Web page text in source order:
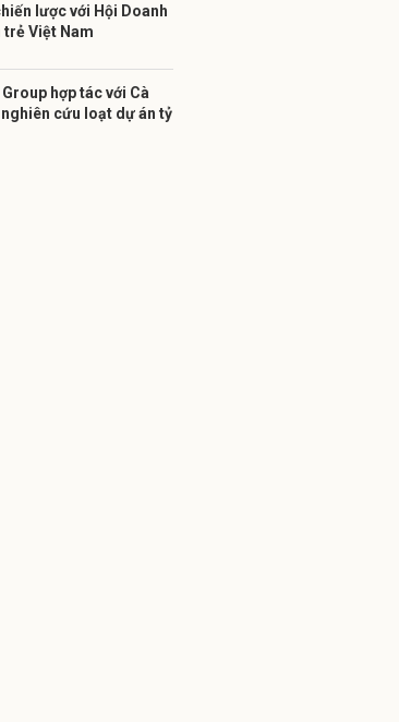
lược với Hội Doanh
trẻ Việt Nam
hợp tác với Cà
nghiên cứu loạt dự án tỷ